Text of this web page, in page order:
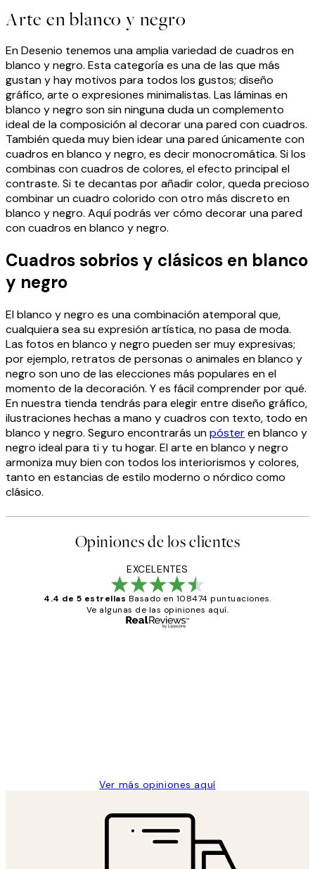
Arte en blanco y negro
En Desenio tenemos una amplia variedad de cuadros en
blanco y negro. Esta categoría es una de las que más
gustan y hay motivos para todos los gustos; diseño
gráfico, arte o expresiones minimalistas. Las láminas en
blanco y negro son sin ninguna duda un complemento
ideal de la composición al decorar una pared con cuadros.
También queda muy bien idear una pared únicamente con
cuadros en blanco y negro, es decir monocromática. Si los
combinas con cuadros de colores, el efecto principal el
contraste. Si te decantas por añadir color, queda precioso
combinar un cuadro colorido con otro más discreto en
blanco y negro. Aquí podrás ver cómo decorar una pared
con cuadros en blanco y negro.
Cuadros sobrios y clásicos en blanco
y negro
El blanco y negro es una combinación atemporal que,
cualquiera sea su expresión artística, no pasa de moda.
Las fotos en blanco y negro pueden ser muy expresivas;
por ejemplo, retratos de personas o animales en blanco y
negro son uno de las elecciones más populares en el
momento de la decoración. Y es fácil comprender por qué.
En nuestra tienda tendrás para elegir entre diseño gráfico,
ilustraciones hechas a mano y cuadros con texto, todo en
blanco y negro. Seguro encontrarás unpósteren blanco y
negro ideal para ti y tu hogar. El arte en blanco y negro
armoniza muy bien con todos los interiorismos y colores,
tanto en estancias de estilo moderno o nórdico como
clásico.
Opiniones de los clientes
EXCELENTES
4.4 de 5 estrellas Basado en 108474 puntuaciones.
Ve algunas de las opiniones aquí.
Ver más opiniones aquí